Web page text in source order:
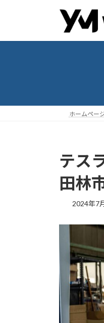
ン
ー
ホームペー
テス
田林
2024年7